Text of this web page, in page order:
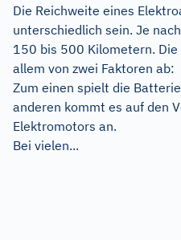
Die Reichweite eines
unterschiedlich sein. Je
150 bis 500 Kilometern.
allem von zwei Faktoren ab:
Zum einen spielt die
anderen kommt es auf den
Elektromotors an.
Bei vielen...